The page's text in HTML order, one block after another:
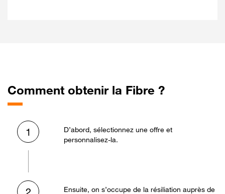
Comment obtenir la Fibre ?
1
D’abord, sélectionnez une offre et
personnalisez-la.
Ensuite, on s’occupe de la résiliation auprès de